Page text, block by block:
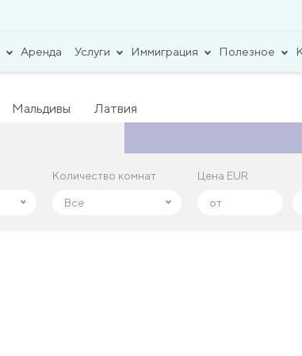
Аренда Услуги Иммиграция Полезное
Мальдивы
Латвия
Количество комнат
Все
Цена EUR
Количество комнат
Все
Цена EUR